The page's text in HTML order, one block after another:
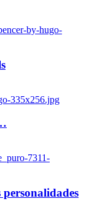
by-hugo-
335x256.jpg
7311-